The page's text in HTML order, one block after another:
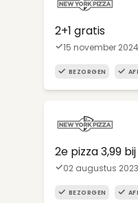
2+1 gratis
15 november
BEZORGEN
2e pizza 3,99
02 augustus
BEZORGEN